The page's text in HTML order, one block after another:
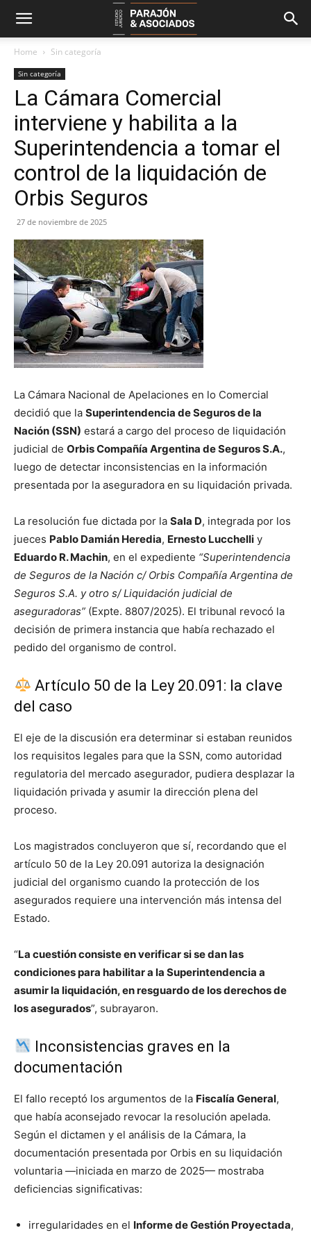
Home Sin categoría
Sin categoría
La Cámara Comercial
interviene y habilita a la
Superintendencia a tomar el
control de la liquidación de
Orbis Seguros
27 de noviembre de 2025
La Cámara Nacional de Apelaciones en lo Comercial
decidió que la Superintendencia de Seguros de la
Nación (SSN) estará a cargo del proceso de liquidación
judicial de Orbis Compañía Argentina de Seguros S.A.,
luego de detectar inconsistencias en la información
presentada por la aseguradora en su liquidación privada.
La resolución fue dictada por la Sala D, integrada por los
jueces Pablo Damián Heredia, Ernesto Lucchelli y
Eduardo R. Machin, en el expediente “Superintendencia
de Seguros de la Nación c/ Orbis Compañía Argentina de
Seguros S.A. y otro s/ Liquidación judicial de
aseguradoras” (Expte. 8807/2025). El tribunal revocó la
decisión de primera instancia que había rechazado el
pedido del organismo de control.
Artículo 50 de la Ley 20.091: la clave
del caso
El eje de la discusión era determinar si estaban reunidos
los requisitos legales para que la SSN, como autoridad
regulatoria del mercado asegurador, pudiera desplazar la
liquidación privada y asumir la dirección plena del
proceso.
Los magistrados concluyeron que sí, recordando que el
artículo 50 de la Ley 20.091 autoriza la designación
judicial del organismo cuando la protección de los
asegurados requiere una intervención más intensa del
Estado.
“La cuestión consiste en verificar si se dan las
condiciones para habilitar a la Superintendencia a
asumir la liquidación, en resguardo de los derechos de
los asegurados”, subrayaron.
Inconsistencias graves en la
documentación
El fallo receptó los argumentos de la Fiscalía General,
que había aconsejado revocar la resolución apelada.
Según el dictamen y el análisis de la Cámara, la
documentación presentada por Orbis en su liquidación
voluntaria —iniciada en marzo de 2025— mostraba
deficiencias significativas:
irregularidades en el Informe de Gestión Proyectada,